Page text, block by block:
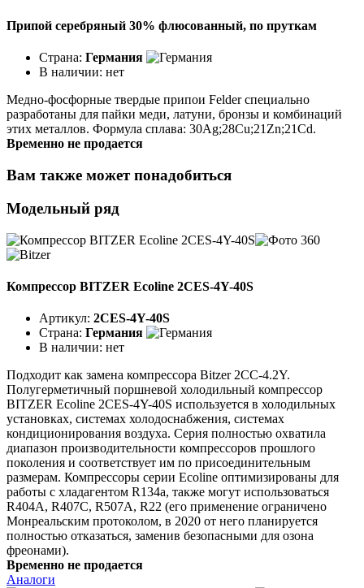
Припой серебряный 30% флюсованный, по пруткам
Страна: Германия
В наличии: нет
Медно-фосфорные твердые припои Felder специально
разработаны для пайки меди, латуни, бронзы и комбинаций
этих металлов. Формула сплава: 30Ag;28Cu;21Zn;21Cd.
Временно не продается
Вам также может понадобиться
Модельный ряд
Компрессор BITZER Ecoline 2CES-4Y-40S
Артикул: 2CES-4Y-40S
Страна: Германия
В наличии: нет
Подходит как замена компрессора Bitzer 2CC-4.2Y.
Полугерметичный поршневой холодильный компрессор
BITZER Ecoline 2CES-4Y-40S используется в холодильных
установках, системах холодоснабжения, системах
кондиционирования воздуха. Серия полностью охватила
диапазон производительности компрессоров прошлого
поколения и соответствует им по присоединительным
размерам. Компрессоры серии Ecoline оптимизированы для
работы с хладагентом R134a, также могут использоваться
R404A, R407C, R507A, R22 (его применение ограничено
Монреальским протоколом, в 2020 от него планируется
полностью отказаться, заменив безопасными для озона
фреонами).
Временно не продается
Аналоги